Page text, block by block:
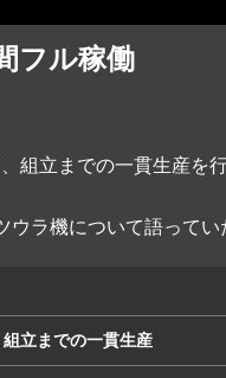
フル稼働
組立までの一貫生産
ラ機について語って
立までの一貫生産